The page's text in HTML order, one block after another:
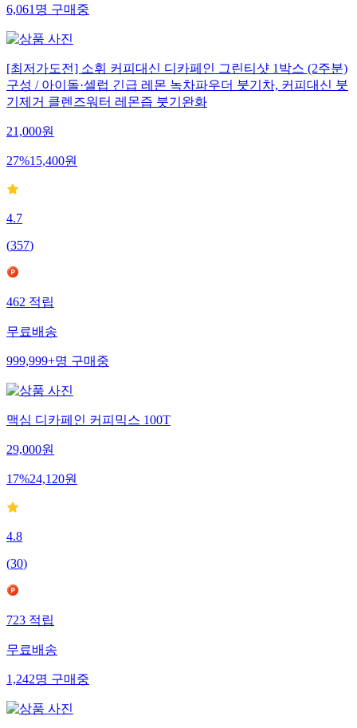
6,061명구매중
[최저가도전] 소휘 커피대신 디카페인 그린티샷 1박스 (2주분)
구성 / 아이돌·셀럽 긴급 레몬 녹차파우더 붓기차, 커피대신 붓
기제거 클렌즈워터 레몬즙 붓기완화
21,000원
27%15,400원
4.7
(357)
462적립
무료배송
999,999+명구매중
맥심 디카페인 커피믹스 100T
29,000원
17%24,120원
4.8
(30)
723적립
무료배송
1,242명구매중